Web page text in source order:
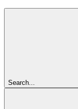
Search...